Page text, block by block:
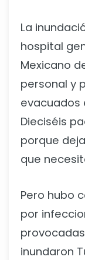
La
hospital
Mexicano
personal y
evacuados
Dieciséis
porque
que
Pero hubo
por
inundaron